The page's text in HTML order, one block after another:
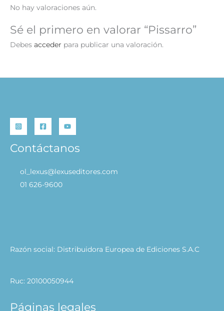
No hay valoraciones aún.
Sé el primero en valorar “Pissarro”
Debes acceder para publicar una valoración.
Contáctanos
ol_lexus@lexuseditores.com
01 626-9600
Razón social: Distribuidora Europea de Ediciones S.A.C
Ruc: 20100050944
Páginas legales